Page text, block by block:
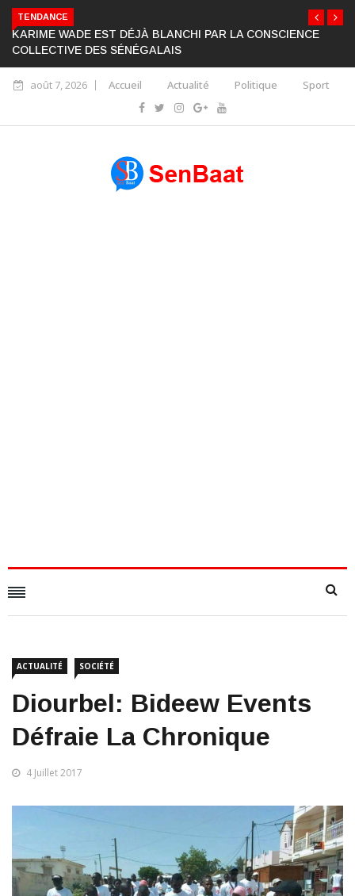
TENDANCE
KARIME WADE EST DÉJÀ BLANCHI PAR LA CONSCIENCE
COLLECTIVE DES SÉNÉGALAIS
août 7, 2026 Accueil Actualité Politique Sport
ACTUALITÉ SOCIÉTÉ
Diourbel: Bideew Events
Défraie La Chronique
4 Juillet 2017